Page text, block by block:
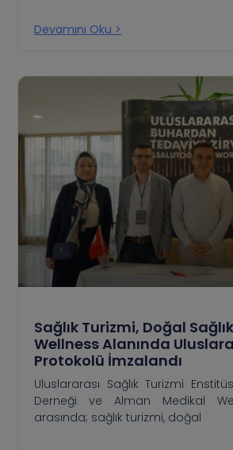
Devamını Oku >
Sağlık Turizmi, Doğal
Wellness Alanında
Protokolü İmzalandı
Uluslararası Sağlık Turizmi
Derneği ve Alman Medikal
arasında; sağlık turizmi, doğal